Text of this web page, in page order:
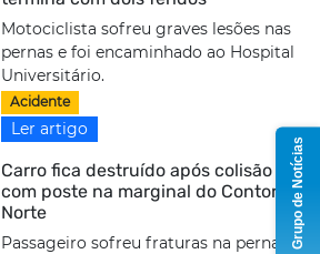
Motociclista sofreu graves lesões nas
pernas e foi encaminhado ao Hospital
Universitário.
Acidente
Ler artigo
Carro fica destruído após colisão
com poste na marginal do Contorno
Norte
Passageiro sofreu fraturas na perna eGrupo de Notícias